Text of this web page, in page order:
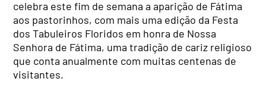
celebra este fim de semana a aparição de Fátima
aos pastorinhos, com mais uma edição da Festa
dos Tabuleiros Floridos em honra de Nossa
Senhora de Fátima, uma tradição de cariz religioso
que conta anualmente com muitas centenas de
visitantes.